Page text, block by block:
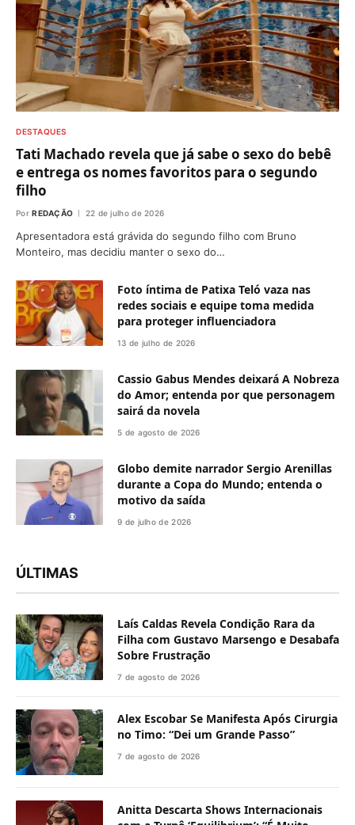
DESTAQUES
Tati Machado revela que já sabe o sexo do bebê
e entrega os nomes favoritos para o segundo
filho
Por REDAÇÃO 22 de julho de 2026
Apresentadora está grávida do segundo filho com Bruno
Monteiro, mas decidiu manter o sexo do…
Foto íntima de Patixa Teló vaza nas
redes sociais e equipe toma medida
para proteger influenciadora
13 de julho de 2026
Cassio Gabus Mendes deixará A Nobreza
do Amor; entenda por que personagem
sairá da novela
5 de agosto de 2026
Globo demite narrador Sergio Arenillas
durante a Copa do Mundo; entenda o
motivo da saída
9 de julho de 2026
ÚLTIMAS
Laís Caldas Revela Condição Rara da
Filha com Gustavo Marsengo e Desabafa
Sobre Frustração
7 de agosto de 2026
Alex Escobar Se Manifesta Após Cirurgia
no Timo: “Dei um Grande Passo”
7 de agosto de 2026
Anitta Descarta Shows Internacionais